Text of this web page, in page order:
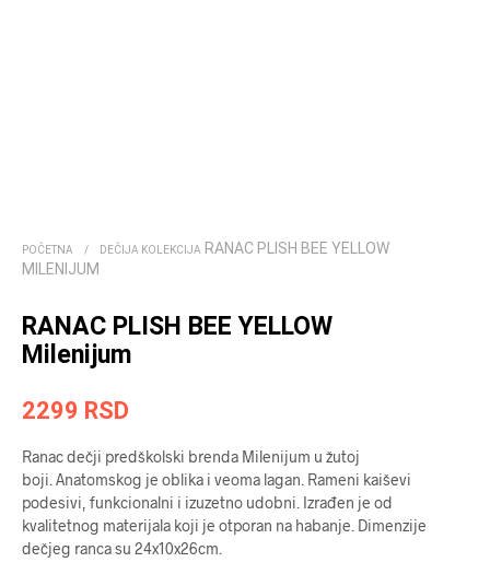
POČETNA / DEČIJA KOLEKCIJA RANAC PLISH BEE YELLOW
MILENIJUM
RANAC PLISH BEE YELLOW
Milenijum
2299 RSD
Ranac dečji predškolski brenda Milenijum u žutoj
boji. Anatomskog je oblika i veoma lagan. Rameni kaiševi
podesivi, funkcionalni i izuzetno udobni. Izrađen je od
kvalitetnog materijala koji je otporan na habanje. Dimenzije
dečjeg ranca su 24x10x26cm.